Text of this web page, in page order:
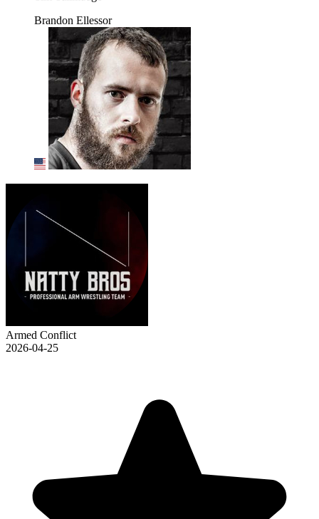
Brandon Ellessor
Armed Conflict
2026-04-25